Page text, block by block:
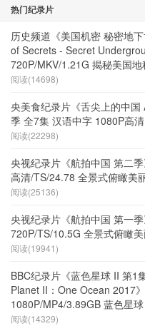
热门纪录片
历史频道《美国机密 秘密地
of Secrets - Secret
720P/MKV/1.21G 揭秘美国
阅读(14698)
央美食纪录片《舌尖上的中
季 全7集 汉语中字 1080P高
阅读(22298)
央视纪录片《航拍中国 第二
高清/TS/24.78 全景式俯瞰美
阅读(25136)
央视纪录片《航拍中国 第一
720P/TS/10.5G 全景式俯瞰
阅读(19941)
BBC纪录片《蓝色星球 II 第1
Planet II：One Ocean 2017
1080P/MP4/3.89GB 蓝色星球
阅读(14329)